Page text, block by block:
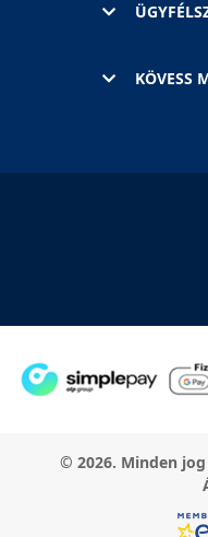
KÖVESS
© 2026. Minden